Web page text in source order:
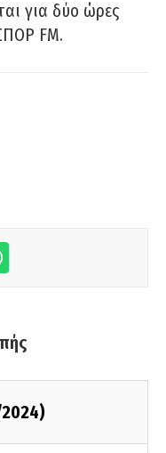
για δύο ώρες
FM.